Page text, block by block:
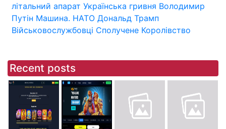
літальний апарат Українська гривня Володимир
Путін Машина. НАТО Дональд Трамп
Військовослужбовці Сполучене Королівство
Recent posts